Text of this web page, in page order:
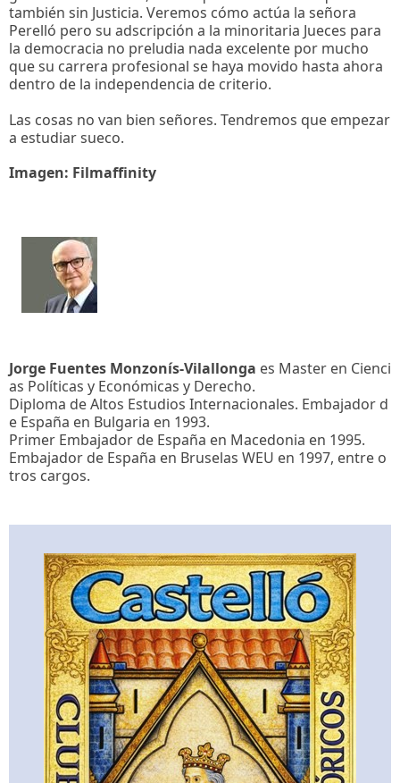
también sin Justicia. Veremos cómo actúa la señora
Perelló pero su adscripción a la minoritaria Jueces para
la democracia no preludia nada excelente por mucho
que su carrera profesional se haya movido hasta ahora
dentro de la independencia de criterio.
Las cosas no van bien señores. Tendremos que empezar
a estudiar sueco.
Imagen: Filmaffinity
Jorge Fuentes Monzonís-Vilallonga es Master en Cienci
as Políticas y Económicas y Derecho.
Diploma de Altos Estudios Internacionales. Embajador d
e España en Bulgaria en 1993.
Primer Embajador de España en Macedonia en 1995.
Embajador de España en Bruselas WEU en 1997, entre o
tros cargos.